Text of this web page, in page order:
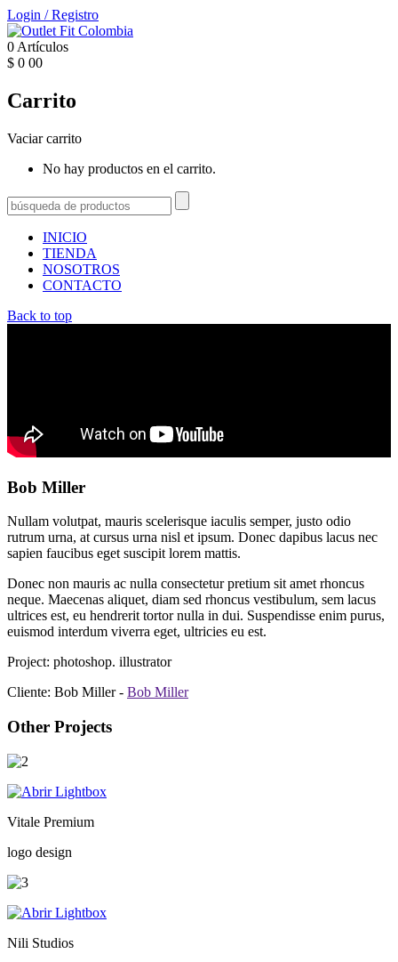
Login /Registro
0 Artículos
$ 0 00
Carrito
Vaciar carrito
No hay productos en el carrito.
INICIO
TIENDA
NOSOTROS
CONTACTO
Back to top
Bob Miller
Nullam volutpat, mauris scelerisque iaculis semper, justo odio
rutrum urna, at cursus urna nisl et ipsum. Donec dapibus lacus nec
sapien faucibus eget suscipit lorem mattis.
Donec non mauris ac nulla consectetur pretium sit amet rhoncus
neque. Maecenas aliquet, diam sed rhoncus vestibulum, sem lacus
ultrices est, eu hendrerit tortor nulla in dui. Suspendisse enim purus,
euismod interdum viverra eget, ultricies eu est.
Project: photoshop. illustrator
Cliente: Bob Miller - Bob Miller
Other Projects
Vitale Premium
logo design
Nili Studios